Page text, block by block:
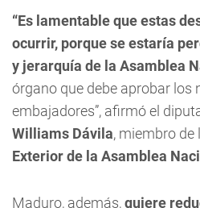
“Es lamentable que estas
ocurrir, porque se estaría
y jerarquía de la Asamblea
órgano que debe aprobar los
embajadores”, afirmó el
Williams Dávila, miembro de
Exterior de la Asamblea
Maduro, además,quiere